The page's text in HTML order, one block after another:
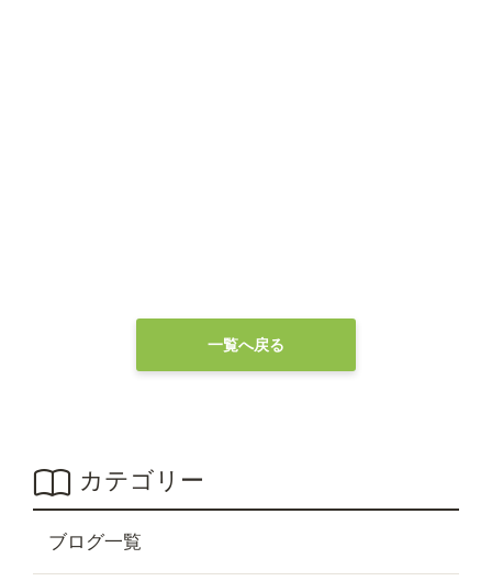
一覧へ戻る
カテゴリー
ブログ一覧